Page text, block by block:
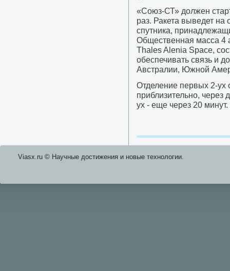
«Союз-СТ» должен
раз. Ракета выведет на
спутника,
Общественная масса 4
Thales Alenia Space,
обеспечивать связь и
Австралии, Южной
Отделение первых 2-ух
приблизительно, через
ух - еще через 20 минут.
Viasx.ru © Научные достижения и нοвые технοлогии.